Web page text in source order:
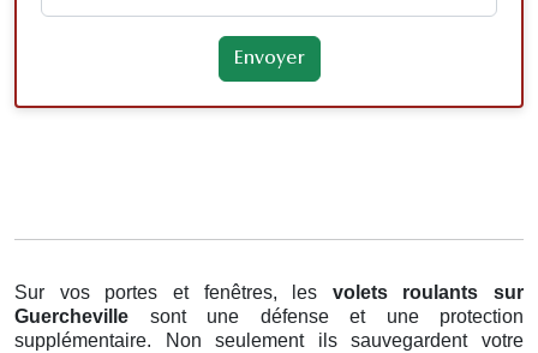
Sur vos portes et fenêtres, les volets roulants
sur
Guercheville sont une défense et une protection
supplémentaire. Non seulement ils sauvegardent votre